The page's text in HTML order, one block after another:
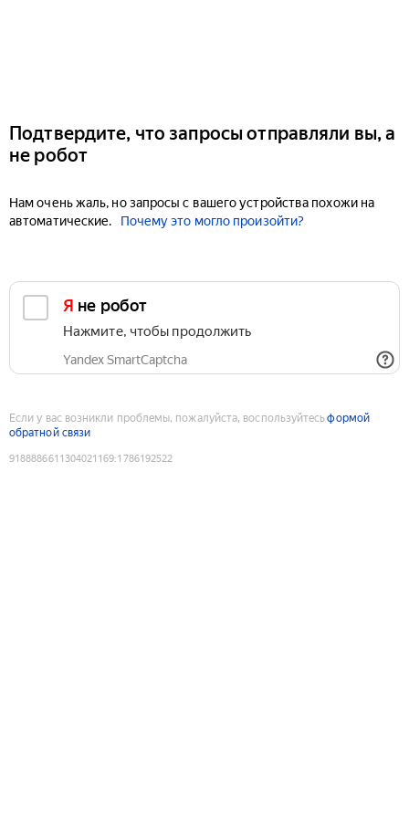
Подтвердите, что запросы отправляли вы, а
не робот
Нам очень жаль, но запросы с вашего устройства похожи на
автоматические.
Почему это могло произойти?
Я не робот
Нажмите, чтобы продолжить
Yandex SmartCaptcha
Если у вас возникли проблемы, пожалуйста, воспользуйтесьформой
обратной связи
9188886611304021169:1786192522